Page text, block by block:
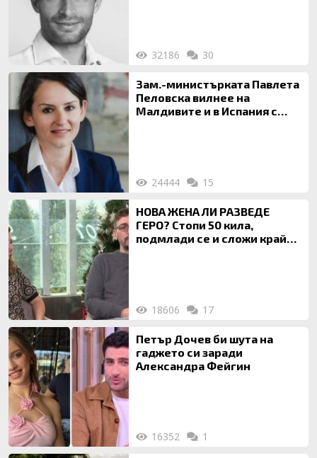
32186 30
Зам.-министърката Павлета
Пеловска вилнее на
Малдивите и в Испания с
24444 15
НОВА ЖЕНА ЛИ РАЗВЕДЕ
ГЕРО? Стопи 50 кила,
подмлади се и сложи край
18606 17
Петър Дочев би шута на
гаджето си заради
Александра Фейгин
16352 1